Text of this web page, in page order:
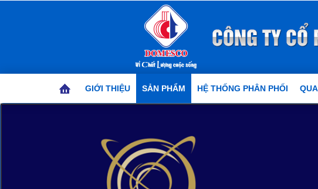
GIỚI THIỆU SẢN PHẨM HỆ THỐNG PHÂN PHỐI